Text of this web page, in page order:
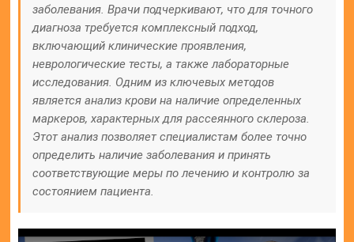
заболевания. Врачи подчеркивают, что для точного
диагноза требуется комплексный подход,
включающий клинические проявления,
неврологические тесты, а также лабораторные
исследования. Одним из ключевых методов
является анализ крови на наличие определенных
маркеров, характерных для рассеянного склероза.
Этот анализ позволяет специалистам более точно
определить наличие заболевания и принять
соответствующие меры по лечению и контролю за
состоянием пациента.